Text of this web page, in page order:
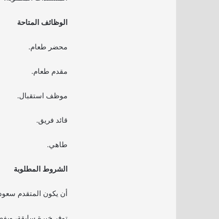
الوظائف المتاحة
محضر طعام.
مقدم طعام.
موظف استقبال.
قائد فريق.
طاهي.
الشروط المطلوبة
أن يكون المتقدم